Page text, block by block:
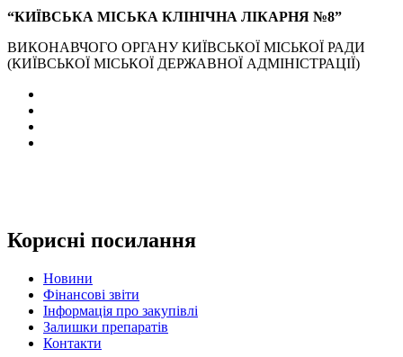
“КИЇВСЬКА МІСЬКА КЛІНІЧНА ЛІКАРНЯ №8”
ВИКОНАВЧОГО ОРГАНУ КИЇВСЬКОЇ МІСЬКОЇ РАДИ
(КИЇВСЬКОЇ МІСЬКОЇ ДЕРЖАВНОЇ АДМІНІСТРАЦІЇ)
Корисні посилання
Новини
Фінансові звіти
Інформація про закупівлі
Залишки препаратів
Контакти